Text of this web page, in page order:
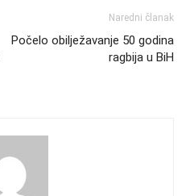
Naredni članak
Počelo obilježavanje 50 godina
ragbija u BiH